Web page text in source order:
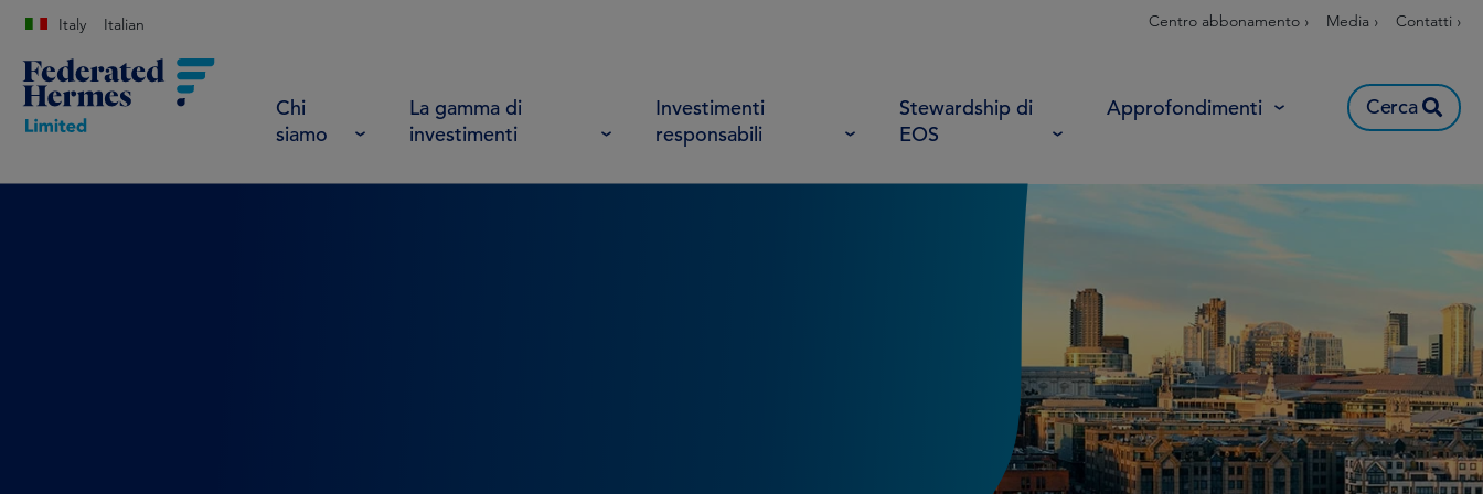
Italy Italian Centro abbonamento › Media › Contatti ›
Chi
siamo
La gamma di
investimenti
Investimenti
responsabili
Stewardship di
EOS
Approfondimenti Cerca